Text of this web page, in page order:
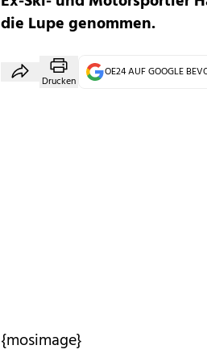
die Lupe genommen.
Drucken
OE24 AUF GOOGLE
{mosimage}